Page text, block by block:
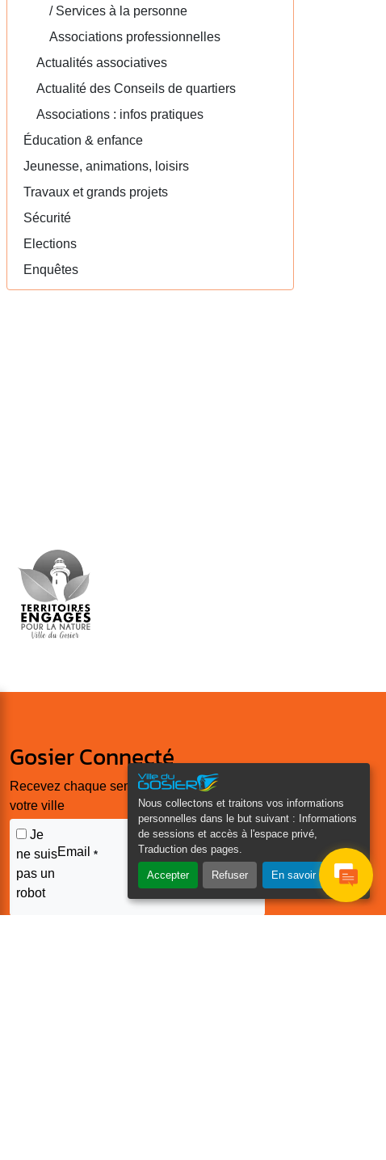
Nous collectons et traitons vos informations
personnelles dans le but suivant :
Informations
de sessions et accès à l'espace privé,
Traduction des pages
Accepter Refuser En savoir plus
/ Services à la personne
Associations professionnelles
Actualités associatives
Actualité des Conseils de quartiers
Associations : infos pratiques
Éducation & enfance
Jeunesse, animations, loisirs
Travaux et grands projets
Sécurité
Elections
Enquêtes
Gosier Connecté
Recevez chaque semaine l'actualité de
votre ville
Je
ne suis
pas un
robot
Email *